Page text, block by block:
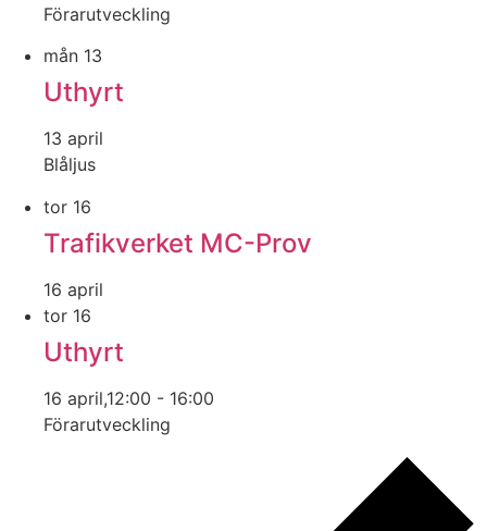
Förarutveckling
mån 13
Uthyrt
13 april
Blåljus
tor 16
Trafikverket MC-Prov
16 april
tor 16
Uthyrt
16 april,12:00 - 16:00
Förarutveckling